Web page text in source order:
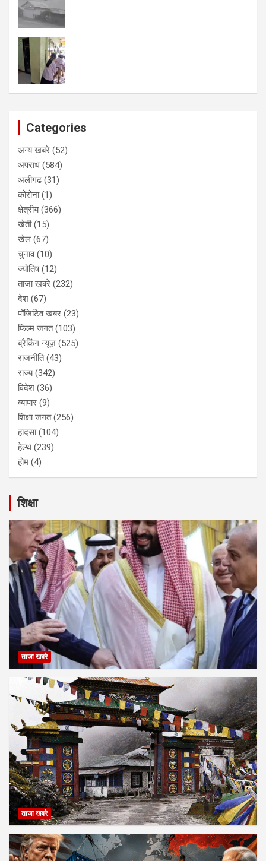
Categories
अन्य खबरे (52)
अपराध (584)
अलीगढ(31)
कोरोना(1)
क्षेत्रीय(366)
खेती(15)
खेल (67)
चुनाव(10)
ज्योतिष(12)
ताजा खबरे (232)
देश (67)
पॉजिटिव खबर (23)
फिल्म जगत(103)
ब्रैकिंग न्यूज़ (525)
राजनीति(43)
राज्य(342)
विदेश (36)
व्यापार (9)
शिक्षा जगत(256)
हादसा(104)
हेल्थ (239)
होम (4)
शिक्षा
ताजा खबरे
ताजा खबरे